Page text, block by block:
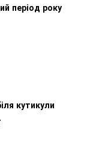
період року
кутикули